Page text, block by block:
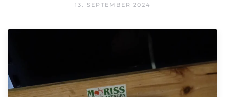
13. SEPTEMBER 2024